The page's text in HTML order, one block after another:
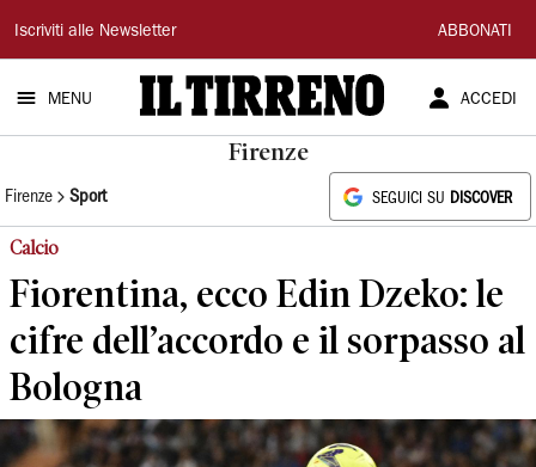
Il
Tirreno
Iscriviti alle Newsletter ABBONATI
MENU ACCEDI
Firenze
Firenze Sport SEGUICI SU DISCOVER
Calcio
Fiorentina, ecco Edin Dzeko: le
cifre dell’accordo e il sorpasso al
Bologna